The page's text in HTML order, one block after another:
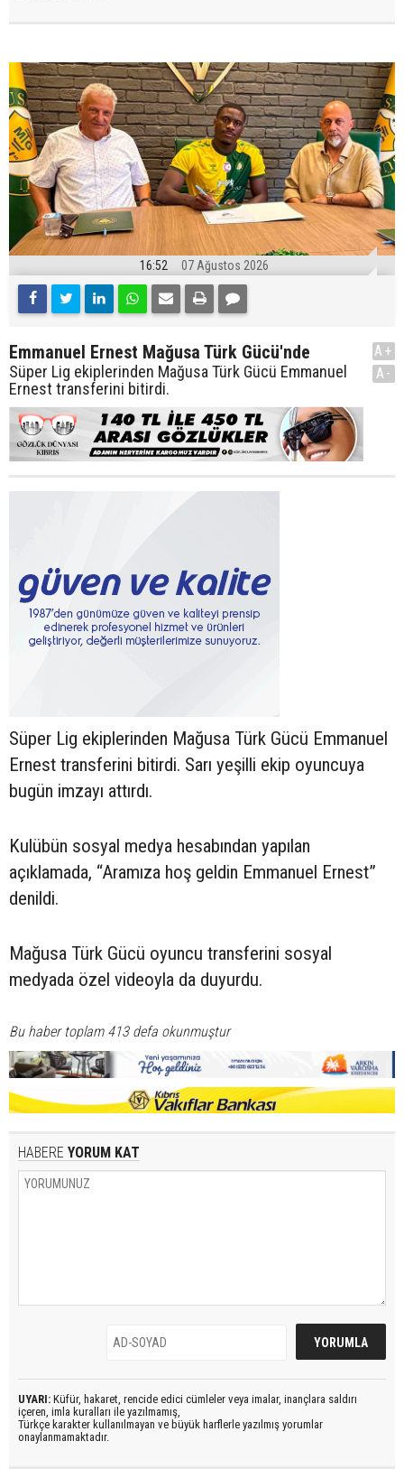
16:52 07 Ağustos 2026
Emmanuel Ernest Mağusa Türk Gücü'nde
Süper Lig ekiplerinden Mağusa Türk Gücü Emmanuel
Ernest transferini bitirdi.
A+
A-
Süper Lig ekiplerinden Mağusa Türk Gücü Emmanuel
Ernest transferini bitirdi. Sarı yeşilli ekip oyuncuya
bugün imzayı attırdı.
Kulübün sosyal medya hesabından yapılan
açıklamada, “Aramıza hoş geldin Emmanuel Ernest”
denildi.
Mağusa Türk Gücü oyuncu transferini sosyal
medyada özel videoyla da duyurdu.
Bu haber toplam 413 defa okunmuştur
HABERE YORUM KAT
UYARI: Küfür, hakaret, rencide edici cümleler veya imalar, inançlara saldırı
içeren, imla kuralları ile yazılmamış,
Türkçe karakter kullanılmayan ve büyük harflerle yazılmış yorumlar
onaylanmamaktadır.